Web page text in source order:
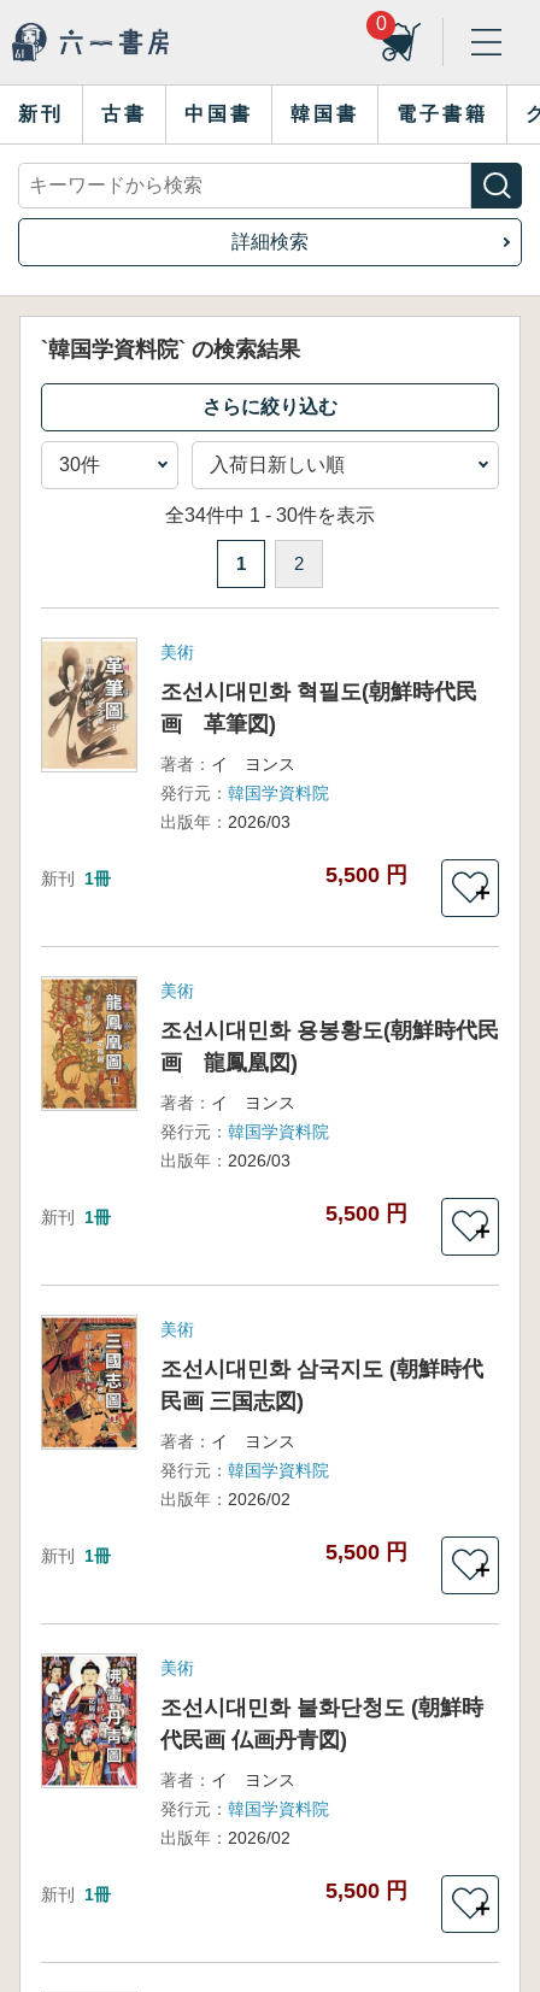
0
新刊 古書 中国書 韓国書 電子書籍
詳細検索
`韓国学資料院` の検索結果
全34件中 1 - 30件を表示
1 2
美術
조선시대민화 혁필도(朝鮮時代民
画 革筆図)
著者： イ ヨンス
発行元： 韓国学資料院
出版年： 2026/03
新刊 1冊 5,500 円
＋
美術
조선시대민화 용봉황도(朝鮮時代民
画 龍鳳凰図)
著者： イ ヨンス
発行元： 韓国学資料院
出版年： 2026/03
新刊 1冊 5,500 円
＋
美術
조선시대민화 삼국지도 (朝鮮時代
民画 三国志図)
著者： イ ヨンス
発行元： 韓国学資料院
出版年： 2026/02
新刊 1冊 5,500 円
＋
美術
조선시대민화 불화단청도 (朝鮮時
代民画 仏画丹青図)
著者： イ ヨンス
発行元： 韓国学資料院
出版年： 2026/02
新刊 1冊 5,500 円
＋